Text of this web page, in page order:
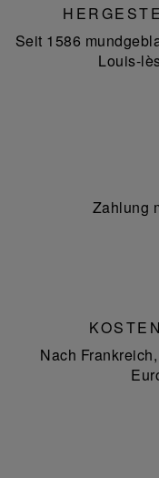
Seit 1586
Louis-
Zahlung
Nach